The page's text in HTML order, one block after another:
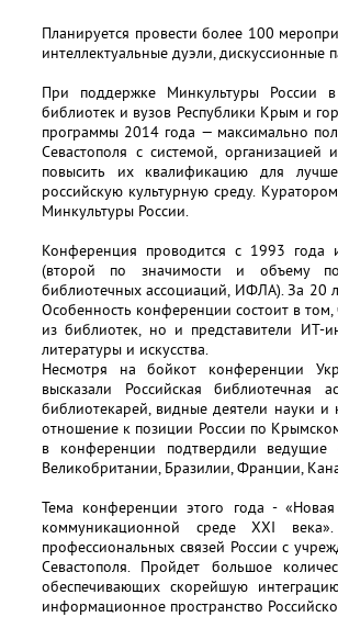
Планируется провести более 100
интеллектуальные дуэли, дискуссионные
При поддержке Минкультуры России
библиотек и вузов Республики Крым и
программы 2014 года — максимально
Севастополя с системой,
повысить их квалификацию для
российскую культурную среду.
Минкультуры России.
Конференция проводится с 1993
(второй по значимости и объему
библиотечных ассоциаций, ИФЛА). За 20
Особенность конференции состоит в
из библиотек, но и представители ИТ-
литературы и искусства.
Несмотря на бойкот конференции
высказали Российская библиотечная
библиотекарей, видные деятели науки и
отношение к позиции России по
в конференции подтвердили
Великобритании, Бразилии, Франции,
Тема конференции этого года -
коммуникационной среде XXI
профессиональных связей России с
Севастополя. Пройдет большое
обеспечивающих скорейшую
информационное пространство